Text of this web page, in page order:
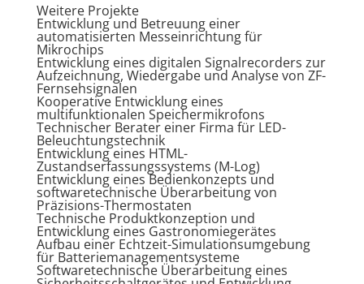
Weitere Projekte
Entwicklung und Betreuung einer
automatisierten Messeinrichtung für
Mikrochips
Entwicklung eines digitalen Signalrecorders zur
Aufzeichnung, Wiedergabe und Analyse von ZF-
Fernsehsignalen
Kooperative Entwicklung eines
multifunktionalen Speichermikrofons
Technischer Berater einer Firma für LED-
Beleuchtungstechnik
Entwicklung eines HTML-
Zustandserfassungssystems (M-Log)
Entwicklung eines Bedienkonzepts und
softwaretechnische Überarbeitung von
Präzisions-Thermostaten
Technische Produktkonzeption und
Entwicklung eines Gastronomiegerätes
Aufbau einer Echtzeit-Simulationsumgebung
für Batteriemanagementsysteme
Softwaretechnische Überarbeitung eines